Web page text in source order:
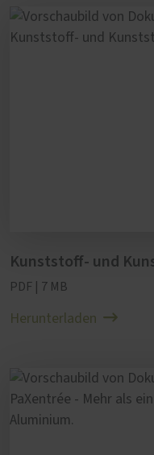
Kunststoff- und
PDF | 7 MB
Herunterladen